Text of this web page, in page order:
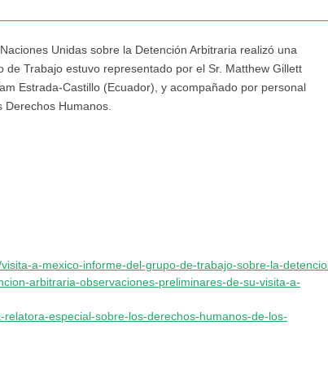
Unidas sobre la Detención Arbitraria realizó una
Trabajo estuvo representado por el Sr. Matthew Gillett
Estrada-Castillo (Ecuador), y acompañado por personal
Humanos.
a-mexico-informe-del-grupo-de-trabajo-sobre-la-
arbitraria-observaciones-preliminares-de-su-visita-a-
especial-sobre-los-derechos-humanos-de-los-